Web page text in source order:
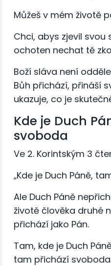
Můžeš v mém životě
Chci, abys zjevil svou
ochoten nechat tě
Boží sláva není
Bůh přichází, přináší
ukazuje, co je
Kde je Duch
svoboda
Ve 2. Korintským 3
„Kde je Duch Páně,
Ale Duch Páně
životě člověka druhé
přichází jako Pán.
Tam, kde je Duch
tam přichází